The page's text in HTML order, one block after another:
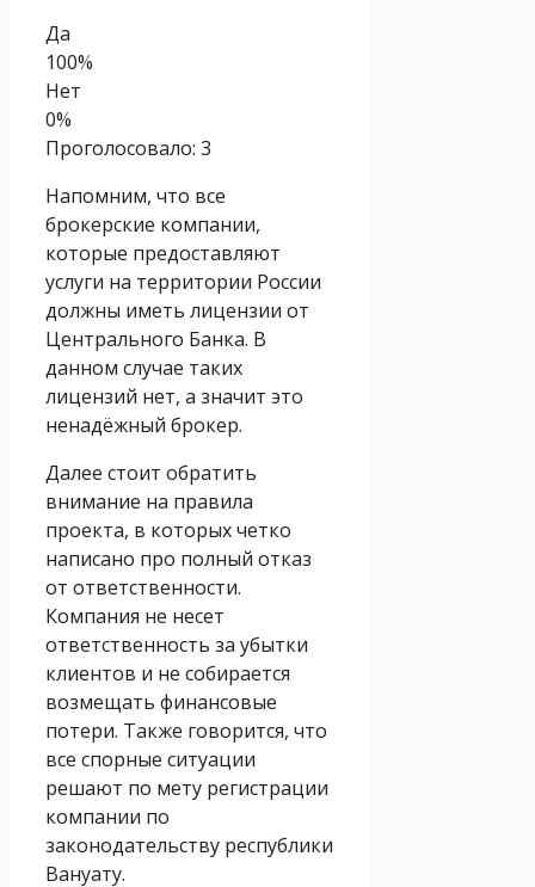
Да
100%
Нет
0%
Проголосовало: 3
Напомним, что все
брокерские компании,
которые предоставляют
услуги на территории России
должны иметь лицензии от
Центрального Банка. В
данном случае таких
лицензий нет, а значит это
ненадёжный брокер.
Далее стоит обратить
внимание на правила
проекта, в которых четко
написано про полный отказ
от ответственности.
Компания не несет
ответственность за убытки
клиентов и не собирается
возмещать финансовые
потери. Также говорится, что
все спорные ситуации
решают по мету регистрации
компании по
законодательству республики
Вануату.